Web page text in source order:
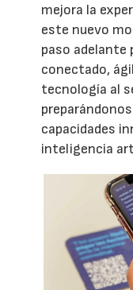
mejora la
este nuevo
paso adelante
conectado,
tecnología al
capacidades
inteligencia